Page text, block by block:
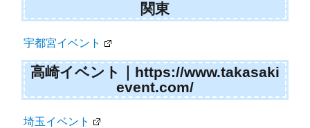
関東
宇都宮イベント
高崎イベント｜https://www.takasaki
event.com/
埼玉イベント